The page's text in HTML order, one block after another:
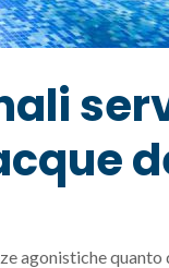
agonistiche